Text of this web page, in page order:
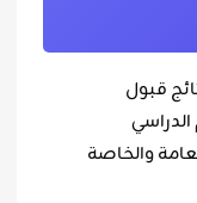
قبول
الدراسي
العامة والخاصة